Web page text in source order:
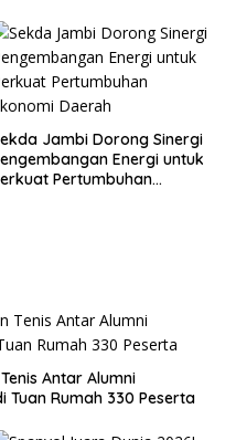
Jambi Dorong Sinergi
Energi untuk
Pertumbuhan
Antar Alumni
Tuan Rumah 330 Peserta